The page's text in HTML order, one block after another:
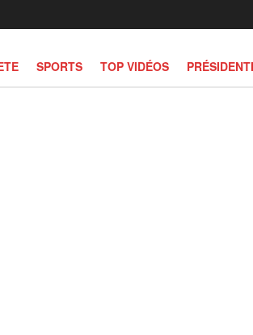
SPORTS TOP VIDÉOS